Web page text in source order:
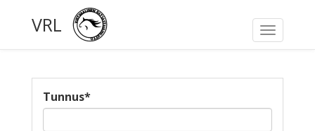
Toggle
VRL
Tunnus*